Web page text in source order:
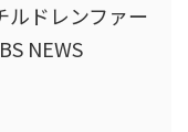
ルドレンファー
NEWS